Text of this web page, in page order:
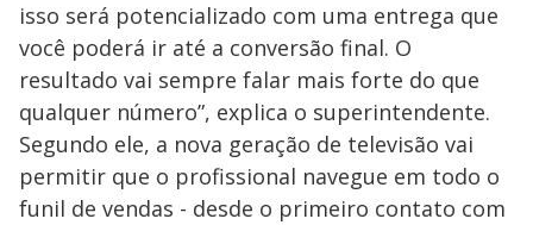
isso será potencializado com uma entrega que
você poderá ir até a conversão final. O
resultado vai sempre falar mais forte do que
qualquer número”, explica o superintendente.
Segundo ele, a nova geração de televisão vai
permitir que o profissional navegue em todo o
funil de vendas - desde o primeiro contato com